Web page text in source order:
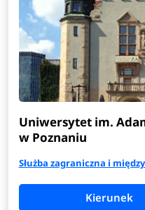
Uniwersytet im.
w Poznaniu
Służba zagraniczna i
Kierunek